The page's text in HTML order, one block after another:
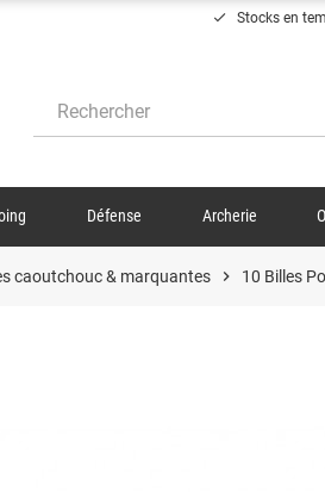
done Stocks en
Défense Archerie
caoutchouc & marquantes chevron_right 10 Billes